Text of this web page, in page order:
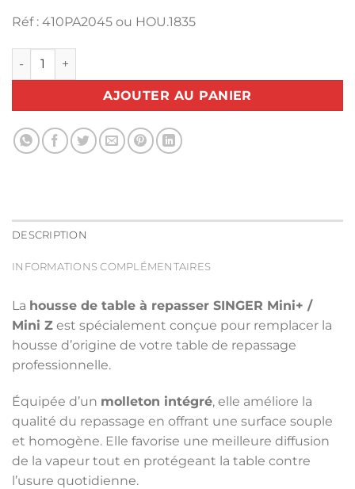
Réf : 410PA2045 ou HOU.1835
quantité de Housse de table à repasser SINGER Mini+ et
AJOUTER AU PANIER
DESCRIPTION
INFORMATIONS COMPLÉMENTAIRES
La housse de table à repasser SINGER Mini+ /
Mini Z est spécialement conçue pour remplacer la
housse d’origine de votre table de repassage
professionnelle.
Équipée d’un molleton intégré, elle améliore la
qualité du repassage en offrant une surface souple
et homogène. Elle favorise une meilleure diffusion
de la vapeur tout en protégeant la table contre
l’usure quotidienne.